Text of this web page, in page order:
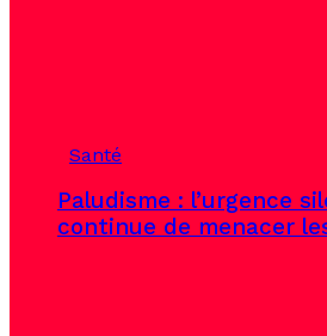
Santé
Paludisme : l’urgence
continue de menacer